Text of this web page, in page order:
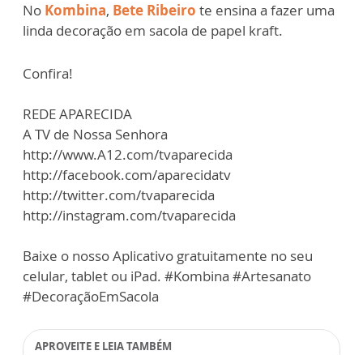
No Kombina, Bete Ribeiro te ensina a fazer uma
linda decoração em sacola de papel kraft.
Confira!
REDE APARECIDA
A TV de Nossa Senhora
http://www.A12.com/tvaparecida
http://facebook.com/aparecidatv
http://twitter.com/tvaparecida
http://instagram.com/tvaparecida
Baixe o nosso Aplicativo gratuitamente no seu
celular, tablet ou iPad. #Kombina #Artesanato
#DecoraçãoEmSacola
APROVEITE E LEIA TAMBÉM